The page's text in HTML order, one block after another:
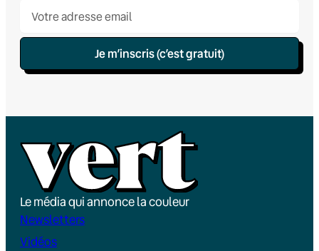
Je m’inscris (c’est gratuit)
Le média qui annonce la couleur
Newsletters
Vidéos